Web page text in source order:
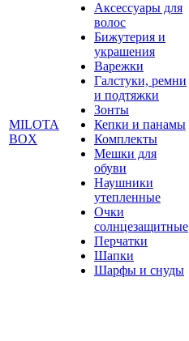
MILOTA
BOX
Аксессуары для
волос
Бижутерия и
украшения
Варежки
Галстуки, ремни
и подтяжки
Зонты
Кепки и панамы
Комплекты
Мешки для
обуви
Наушники
утепленные
Очки
солнцезащитные
Перчатки
Шапки
Шарфы и снуды